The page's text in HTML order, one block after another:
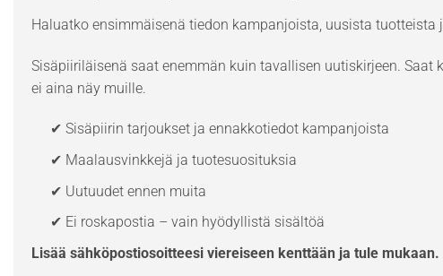
Haluatko ensimmäisenä tiedon kampanjoista, uusista tuotteista
Sisäpiiriläisenä saat enemmän kuin tavallisen uutiskirjeen.
ei aina näy muille.
✔ Sisäpiirin tarjoukset ja ennakkotiedot kampanjoista
✔ Maalausvinkkejä ja tuotesuosituksia
✔ Uutuudet ennen muita
✔ Ei roskapostia – vain hyödyllistä sisältöä
Lisää sähköpostiosoitteesi viereiseen kenttään ja tule mukaan.